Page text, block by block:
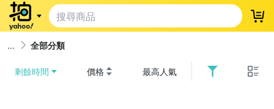
登
全部分類
剩餘時間 價格 最高人氣